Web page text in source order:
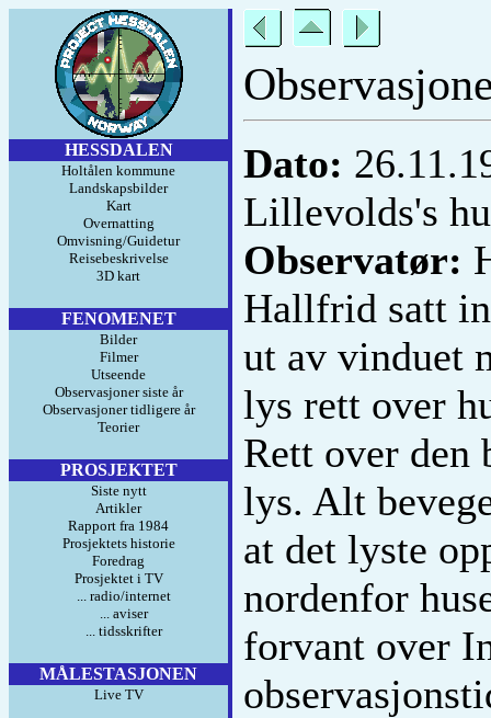
HESSDALEN
Holtålen kommune
Landskapsbilder
Kart
Overnatting
Omvisning/Guidetur
Reisebeskrivelse
3D kart
FENOMENET
Bilder
Filmer
Utseende
Observasjoner siste år
Observasjoner tidligere år
Teorier
PROSJEKTET
Siste nytt
Artikler
Rapport fra 1984
Prosjektets historie
Foredrag
Prosjektet i TV
... radio/internet
... aviser
... tidsskrifter
MÅLESTASJONEN
Live TV
Dato:
Lillevolds's
Observatør:
Hallfrid satt
ut av vinduet
lys rett over
Rett over den
lys. Alt
at det lyste
nordenfor
forvant over